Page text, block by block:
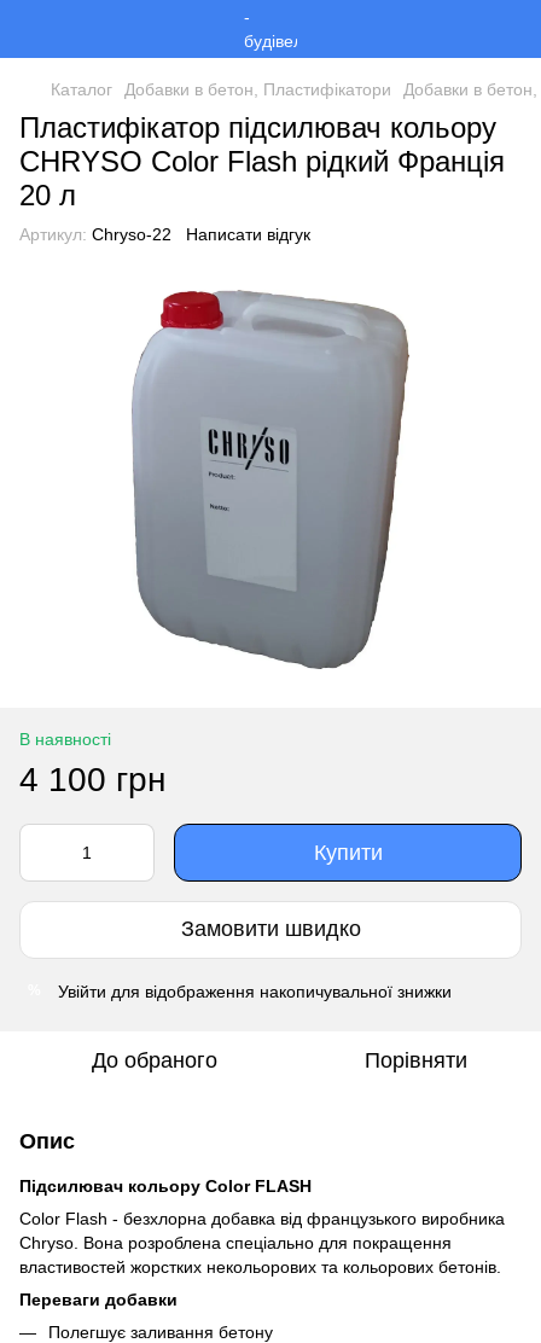
Каталог Добавки в бетон, Пластифікатори Добавки в
Пластифікатор підсилювач кольору
CHRYSO Color Flash рідкий Франція
20 л
Артикул: Chryso-22 Написати відгук
В наявності
4 100 грн
Купити
Замовити швидко
Увійти для відображення накопичувальної знижки
До обраного Порівняти
Опис
Підсилювач кольору Color FLASH
Color Flash - безхлорна добавка від французького виробника
Chryso. Вона розроблена спеціально для покращення
властивостей жорстких некольорових та кольорових бетонів.
Переваги добавки
Полегшує заливання бетону